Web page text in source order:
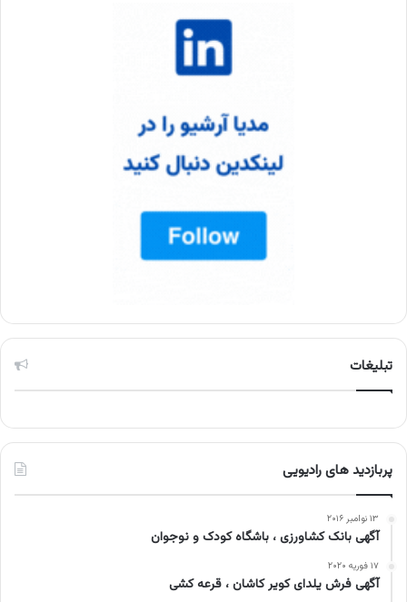
تبلیغات
پربازدید های رادیویی
۱۳ نوامبر ۲۰۱۶
آگهی بانک کشاورزی ، باشگاه کودک و نوجوان
۱۷ فوریه ۲۰۲۰
آگهی فرش یلدای کویر کاشان ، قرعه کشی